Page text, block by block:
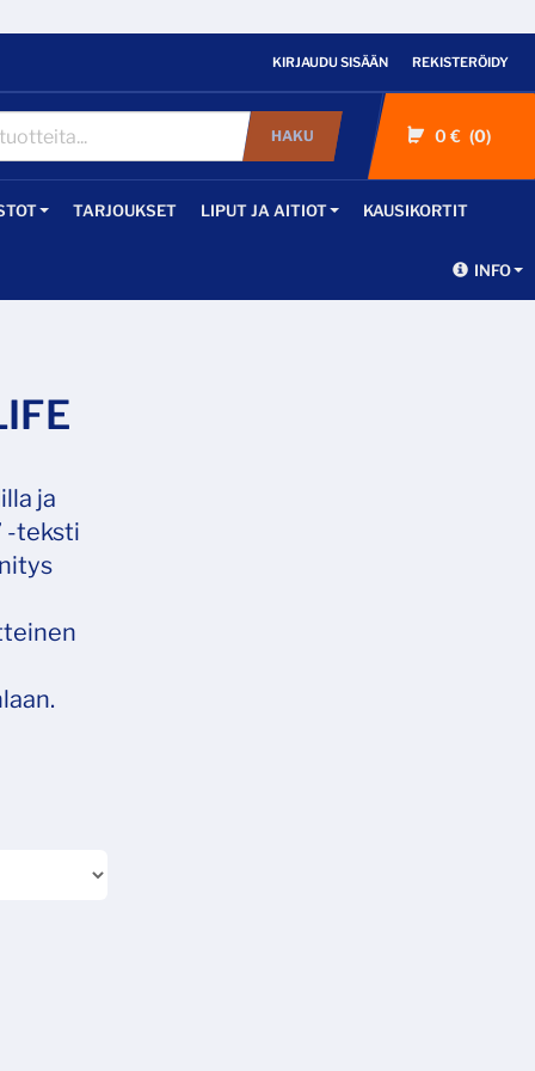
KIRJAUDU SISÄÄN REKISTERÖIDY
HAKU 0 € 0
TARJOUKSET LIPUT JA AITIOT KAUSIKORTIT
INFO
ja
-teksti